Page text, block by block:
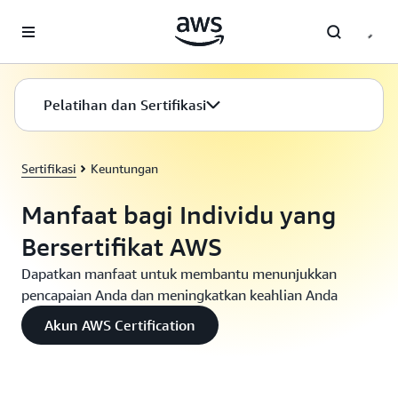
Pelatihan dan Sertifikasi
Sertifikasi Keuntungan
Manfaat bagi Individu yang
Bersertifikat AWS
Dapatkan manfaat untuk membantu menunjukkan
pencapaian Anda dan meningkatkan keahlian Anda
Akun AWS Certification